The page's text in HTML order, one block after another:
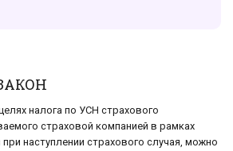
налога по УСН страхового
страховой компанией в рамках
наступлении страхового случая, можно